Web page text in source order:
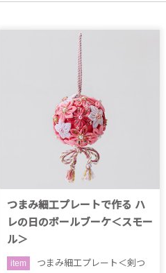
つまみ細工プレートで作る ハ
レの日のボールブーケ＜スモー
ル＞
item
つまみ細工プレート＜剣つ